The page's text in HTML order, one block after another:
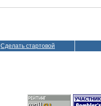
Сделать стартовой